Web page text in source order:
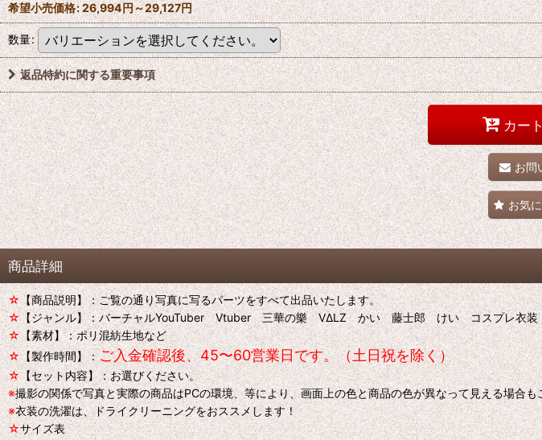
希望小売価格:26,994円～29,127円
数量:
返品特約に関する重要事項
カー
お問
お気
商品詳細
☆【商品説明】：ご覧の通り写真に写るパーツをすべて出品いたします。
☆【ジャンル】：バーチャルYouTuber Vtuber 三華の樂 VΔLZ かい 藤士郎 けい コスプレ衣装
☆【素材】：ポリ混紡生地など
☆【製作時間】：ご入金確認後、45〜60営業日です。（土日祝を除く）
☆【セット内容】：お選びください。
※撮影の関係で写真と実際の商品はPCの環境、等により、画面上の色と商品の色が異なって見える場合
※衣装の洗濯は、ドライクリーニングをおススメします！
☆サイズ表